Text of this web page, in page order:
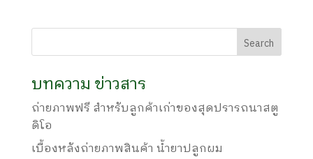
บทความ ข่าวสาร
ถ่ายภาพฟรี สำหรับลูกค้าเก่าของสุดปรารถนาสตู
ดิโอ
เบื้องหลังถ่ายภาพสินค้า น้ำยาปลูกผม